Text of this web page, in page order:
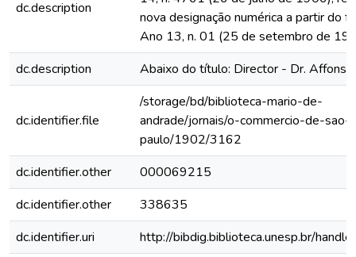
dc.description
nova designação numérica a partir do
Ano 13, n. 01 (25 de setembro de
dc.description
Abaixo do título: Director - Dr.
dc.identifier.file
/storage/bd/biblioteca-mario-de-
andrade/jornais/o-commercio-de-sao-
paulo/1902/3162
dc.identifier.other
000069215
dc.identifier.other
338635
dc.identifier.uri
http://bibdig.biblioteca.unesp.br/